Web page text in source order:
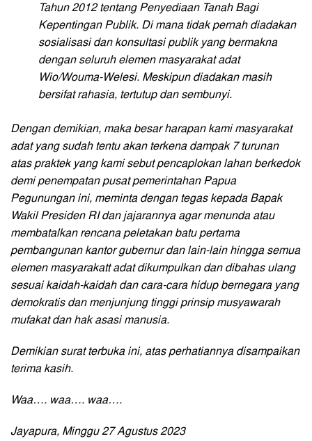
Tahun 2012 tentang Penyediaan Tanah Bagi
Kepentingan Publik. Di mana tidak pernah diadakan
sosialisasi dan konsultasi publik yang bermakna
dengan seluruh elemen masyarakat adat
Wio/Wouma-Welesi. Meskipun diadakan masih
bersifat rahasia, tertutup dan sembunyi.
Dengan demikian, maka besar harapan kami masyarakat
adat yang sudah tentu akan terkena dampak 7 turunan
atas praktek yang kami sebut pencaplokan lahan berkedok
demi penempatan pusat pemerintahan Papua
Pegunungan ini, meminta dengan tegas kepada Bapak
Wakil Presiden RI dan jajarannya agar menunda atau
membatalkan rencana peletakan batu pertama
pembangunan kantor gubernur dan lain-lain hingga semua
elemen masyarakatt adat dikumpulkan dan dibahas ulang
sesuai kaidah-kaidah dan cara-cara hidup bernegara yang
demokratis dan menjunjung tinggi prinsip musyawarah
mufakat dan hak asasi manusia.
Demikian surat terbuka ini, atas perhatiannya disampaikan
terima kasih.
Waa…. waa…. waa….
Jayapura, Minggu 27 Agustus 2023